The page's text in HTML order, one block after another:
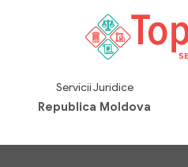
Servicii Juridice
Republica Moldova